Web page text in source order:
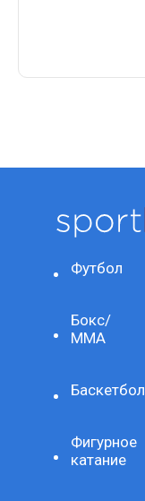
Футбол
Бокс/
ММА
Баскетбол
Фигурное
катание